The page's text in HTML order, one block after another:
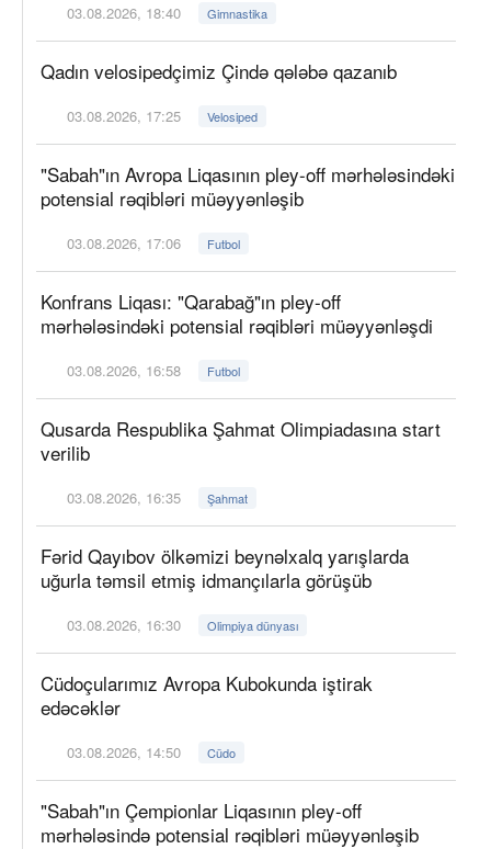
03.08.2026, 18:40 Gimnastika
Qadın velosipedçimiz Çində qələbə qazanıb
03.08.2026, 17:25 Velosiped
"Sabah"ın Avropa Liqasının pley-off mərhələsindəki
potensial rəqibləri müəyyənləşib
03.08.2026, 17:06 Futbol
Konfrans Liqası: "Qarabağ"ın pley-off
mərhələsindəki potensial rəqibləri müəyyənləşdi
03.08.2026, 16:58 Futbol
Qusarda Respublika Şahmat Olimpiadasına start
verilib
03.08.2026, 16:35 Şahmat
Fərid Qayıbov ölkəmizi beynəlxalq yarışlarda
uğurla təmsil etmiş idmançılarla görüşüb
03.08.2026, 16:30 Olimpiya dünyası
Cüdoçularımız Avropa Kubokunda iştirak
edəcəklər
03.08.2026, 14:50 Cüdo
"Sabah"ın Çempionlar Liqasının pley-off
mərhələsində potensial rəqibləri müəyyənləşib